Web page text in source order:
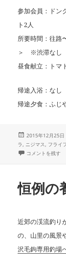
参加会員：ドン
ト2人
所要時間：往路
＞ ※渋滞なし
昼食献立：トマ
帰途入浴：なし
帰途夕食：ふじ
投
日:
2015年12月25日
ラ, ニジマス, フライ
【釣行データ・番
コメントを残す
恒例の
近郊の渓流釣り
の、山里の風景
沢毛鉤専用釣場